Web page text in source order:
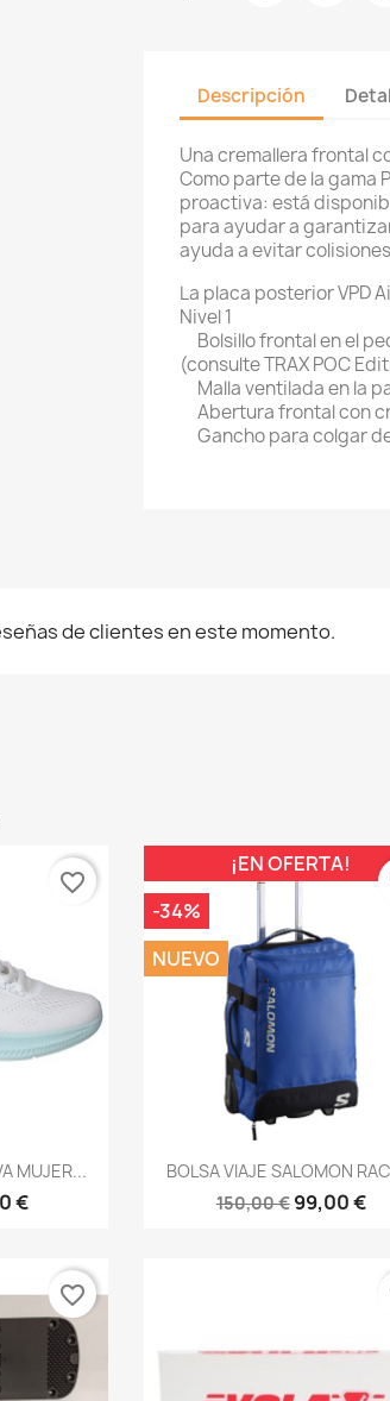
Descripción
Una cremallera frontal
Como parte de la gama
proactiva: está
para ayudar a
ayuda a evitar
La placa posterior VPD
Nivel 1
Bolsillo frontal en el
(consulte TRAX POC
Malla ventilada en la
Abertura frontal con
Gancho para colgar
de clientes en este momento.
MUJER...
€
favorite_border
 Vista rápida
BOLSA VIAJE SALOMON
150,00 € 99,00 €
¡EN OFERTA!
-34%
NUEVO
favorite_border